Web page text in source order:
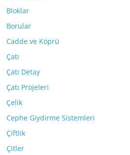
Bloklar
Borular
Cadde ve Köprü
Çatı
Çatı Detay
Çatı Projeleri
Çelik
Cephe Giydirme Sistemleri
Çiftlik
Çitler